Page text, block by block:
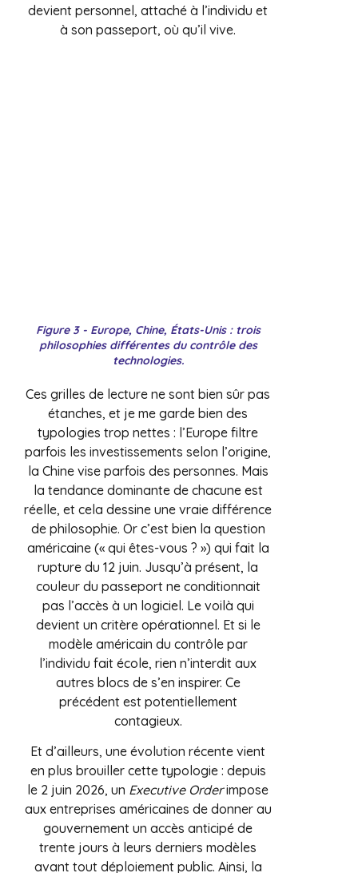
devient personnel, attaché à l’individu et
à son passeport, où qu’il vive.
Figure 3 - Europe, Chine, États-Unis : trois
philosophies différentes du contrôle des
technologies.
Ces grilles de lecture ne sont bien sûr pas
étanches, et je me garde bien des
typologies trop nettes : l’Europe filtre
parfois les investissements selon l’origine,
la Chine vise parfois des personnes. Mais
la tendance dominante de chacune est
réelle, et cela dessine une vraie différence
de philosophie. Or c’est bien la question
américaine (« qui êtes-vous ? ») qui fait la
rupture du 12 juin. Jusqu’à présent, la
couleur du passeport ne conditionnait
pas l’accès à un logiciel. Le voilà qui
devient un critère opérationnel. Et si le
modèle américain du contrôle par
l’individu fait école, rien n’interdit aux
autres blocs de s’en inspirer. Ce
précédent est potentiellement
contagieux.
Et d’ailleurs, une évolution récente vient
en plus brouiller cette typologie : depuis
le 2 juin 2026, un Executive Orderimpose
aux entreprises américaines de donner au
gouvernement un accès anticipé de
trente jours à leurs derniers modèles
avant tout déploiement public. Ainsi, la